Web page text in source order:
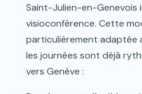
Saint-Julien-en-Genevois
visioconférence. Cette
particulièrement adaptée
les journées sont déjà
vers Genève :